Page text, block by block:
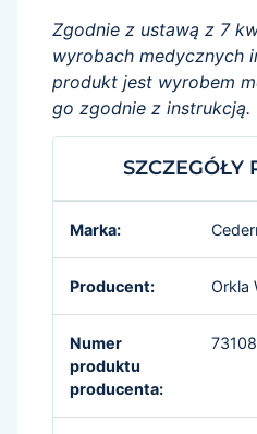
Zgodnie z ustawą z 7
wyrobach medycznych
produkt jest wyrobem
go zgodnie z instrukcją.
SZCZEGÓŁY
Marka:
Producent: Orkla
Numer
produktu
producenta: